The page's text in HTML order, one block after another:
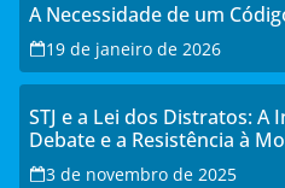
A Necessidade de um
19 de janeiro de 2026
STJ e a Lei dos Distratos: A
Debate e a Resistência à
3 de novembro de 2025